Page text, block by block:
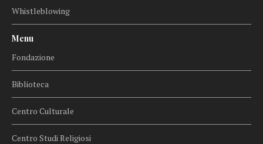
Whistleblowing
Menu
Fondazione
Biblioteca
Centro Culturale
Centro Studi Religiosi